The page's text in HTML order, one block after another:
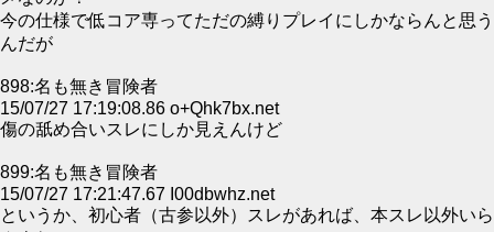
今の仕様で低コア専ってただの縛りプレイにしかならんと思う
んだが
898:名も無き冒険者
15/07/27 17:19:08.86 o+Qhk7bx.net
傷の舐め合いスレにしか見えんけど
899:名も無き冒険者
15/07/27 17:21:47.67 I00dbwhz.net
というか、初心者（古参以外）スレがあれば、本スレ以外いら